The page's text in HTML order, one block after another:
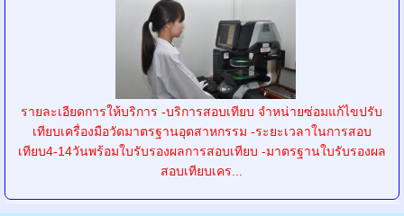
รายละเอียดการให้บริการ -บริการสอบเทียบ จำหน่ายซ่อมแก้ไขปรับ
เทียบเครื่องมือวัดมาตรฐานอุตสาหกรรม -ระยะเวลาในการสอบ
เทียบ4-14วันพร้อมใบรับรองผลการสอบเทียบ -มาตรฐานใบรับรองผล
สอบเทียบเคร...